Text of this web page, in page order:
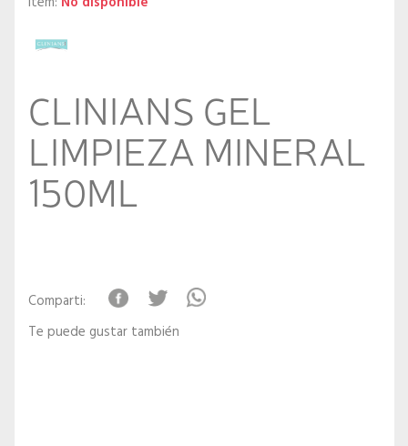
CLINIANS GEL
LIMPIEZA MINERAL
150ML
Comparti:
Te puede gustar también